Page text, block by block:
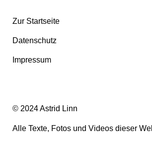
Zur Startseite
Datenschutz
Impressum
© 2024 Astrid Linn
Alle Texte, Fotos und Videos dieser